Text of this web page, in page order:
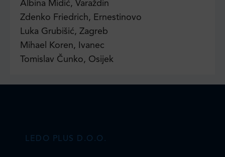
Albina Midić, Varaždin
Zdenko Friedrich, Ernestinovo
Luka Grubišić, Zagreb
Mihael Koren, Ivanec
Tomislav Čunko, Osijek
LEDO PLUS D.O.O.